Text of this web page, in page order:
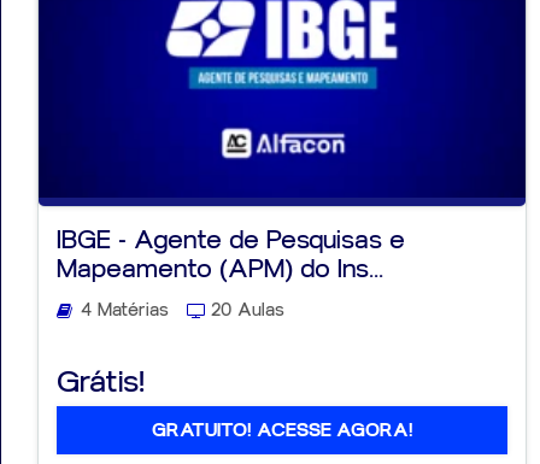
IBGE - Agente de Pesquisas e
Mapeamento (APM) do Ins...
4 Matérias 20 Aulas
Grátis!
GRATUITO! ACESSE AGORA!